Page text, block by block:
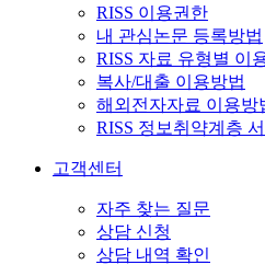
RISS 이용권한
내 관심논문 등록방법
RISS 자료 유형별 이
복사/대출 이용방법
해외전자자료 이용방
RISS 정보취약계층
고객센터
자주 찾는 질문
상담 신청
상담 내역 확인